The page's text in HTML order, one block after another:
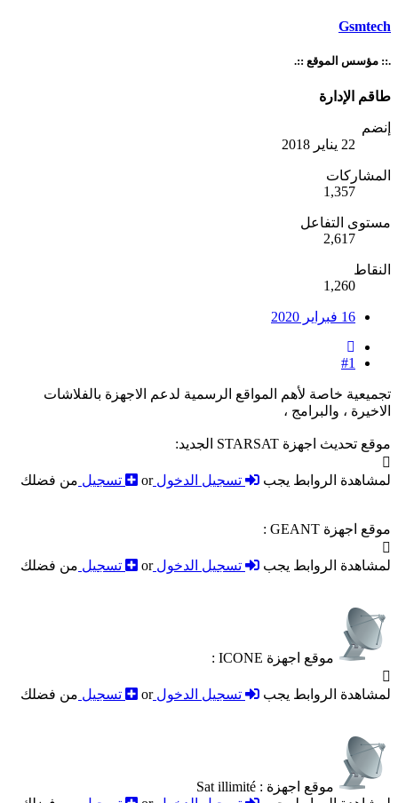
Gsmtech
.:: مؤسس الموقع ::.
طاقم الإدارة
إنضم
22 يناير 2018
المشاركات
1,357
مستوى التفاعل
2,617
النقاط
1,260
16 فبراير 2020
#1
تجميعية خاصة لأهم المواقع الرسمية لدعم الاجهزة بالفلاشات
الاخيرة ، والبرامج ،
موقع تحديث اجهزة STARSAT الجديد:

لمشاهدة الروابط يجب
تسجيل الدخولor تسجيل من فضلك
موقع اجهزة GEANT :

لمشاهدة الروابط يجب
تسجيل الدخولor تسجيل من فضلك
موقع اجهزة ICONE :

لمشاهدة الروابط يجب
تسجيل الدخولor تسجيل من فضلك
موقع اجهزة : Sat illimité